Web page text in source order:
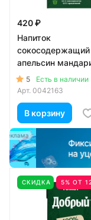
420 ₽
Напиток
апельсин
литра
5
Есть в наличии
Арт. 0042163
В корзину
СКИДКА 5% ОТ